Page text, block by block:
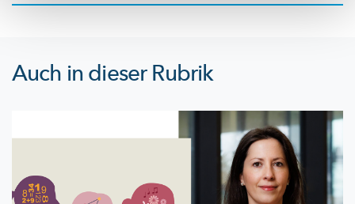
Auch in dieser Rubrik